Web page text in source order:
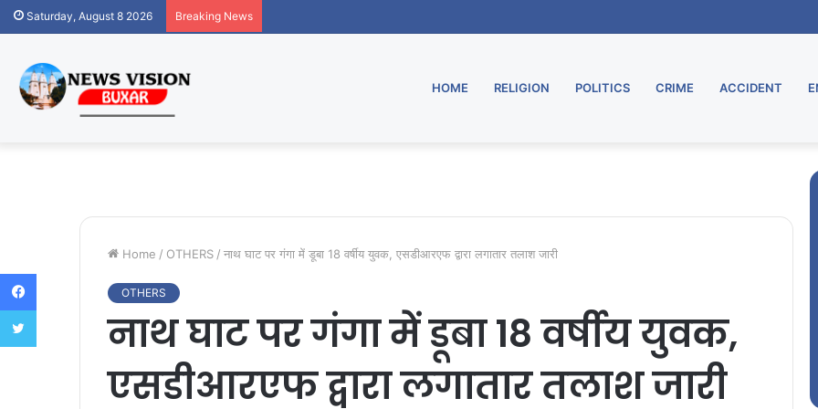
Saturday, August 8 2026 Breaking News
HOME RELIGION POLITICS CRIME ACCIDENT
Home / OTHERS / नाथ घाट पर गंगा में डूबा 18 वर्षीय युवक, एसडीआरएफ द्वारा लगातार तलाश जारी
OTHERS
नाथ घाट पर गंगा में डूबा 18 वर्षीय युवक,
एसडीआरएफ द्वारा लगातार तलाश जारी